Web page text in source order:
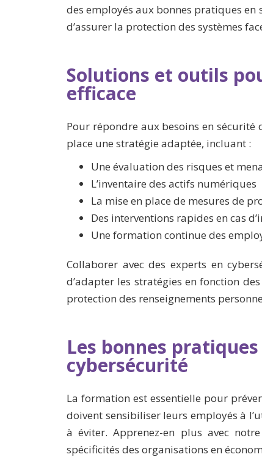
des employés aux bonnes pratiques
d’assurer la protection des systèmes
Solutions et outils
efficace
Pour répondre aux besoins en
place une stratégie adaptée, incluant :
Une évaluation des risques et
L’inventaire des actifs numériques
La mise en place de mesures de
Des interventions rapides en cas
Une formation continue des
Collaborer avec des experts en
d’adapter les stratégies en fonction
protection des renseignements
Les bonnes
cybersécurité
La formation est essentielle pour
doivent sensibiliser leurs employés à
à éviter. Apprenez-en plus avec
spécificités des organisations en